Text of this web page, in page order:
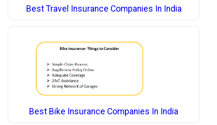
Best Travel Insurance Companies In India
Best Bike Insurance Companies In India